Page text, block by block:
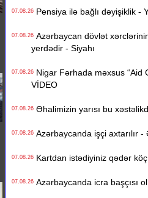
07.08.26Pensiya ilə bağlı dəyişiklik -
07.08.26Azərbaycan dövlət
yerdədir - Siyahı
07.08.26Nigar Fərhada məxsus “Aid
VİDEO
07.08.26Əhalimizin yarısı bu
07.08.26Azərbaycanda işçi axtarılır -
07.08.26Kartdan istədiyiniz qədər
07.08.26Azərbaycanda icra başçısı